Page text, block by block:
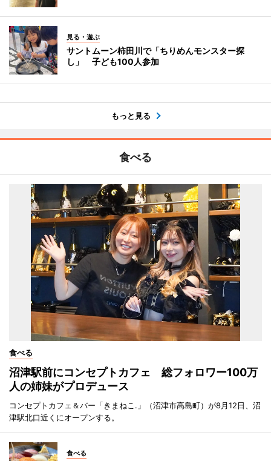
見る・遊ぶ
サントムーン柿田川で「ちりめんモンスター探
し」 子ども100人参加
もっと見る
食べる
食べる
沼津駅前にコンセプトカフェ 総フォロワー100万
人の姉妹がプロデュース
コンセプトカフェ＆バー「きまねこ.」（沼津市高島町）が8月12日、沼
津駅北口近くにオープンする。
食べる